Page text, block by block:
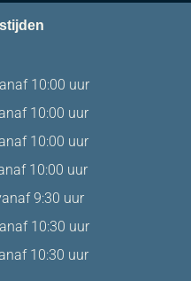
10:00 uur
10:00 uur
10:00 uur
10:00 uur
9:30 uur
10:30 uur
10:30 uur